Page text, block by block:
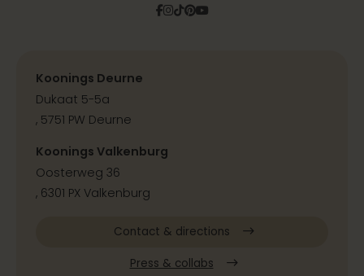
Facebook
Instagram
Tiktok
Pinterest
YouTube
Koonings Deurne
Dukaat 5-5a
, 5751 PW Deurne
Koonings Valkenburg
Oosterweg 36
, 6301 PX Valkenburg
Contact & directions
Press & collabs